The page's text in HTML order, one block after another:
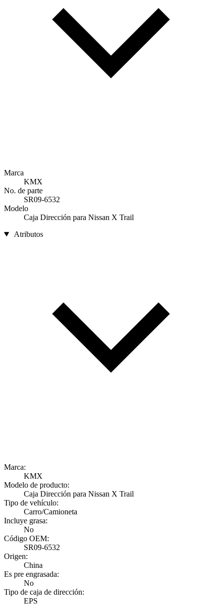
Marca
KMX
No. de parte
SR09-6532
Modelo
Caja Dirección para Nissan X Trail
Atributos
Marca:
KMX
Modelo de producto:
Caja Dirección para Nissan X Trail
Tipo de vehículo:
Carro/Camioneta
Incluye grasa:
No
Código OEM:
SR09-6532
Origen:
China
Es pre engrasada:
No
Tipo de caja de dirección:
EPS